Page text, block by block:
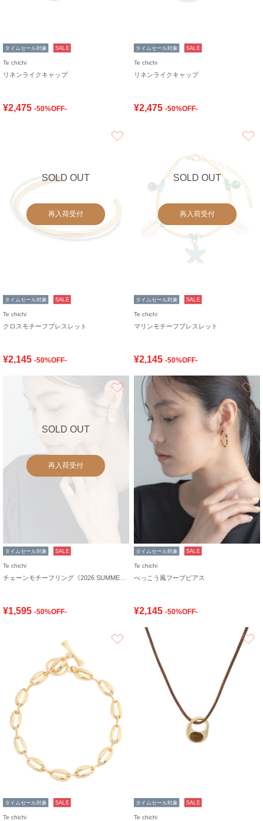
タイムセール対象 SALE
Te chichi
リネンライクキャップ
¥2,475 -50%OFF-
タイムセール対象 SALE
Te chichi
リネンライクキャップ
¥2,475 -50%OFF-
SOLD OUT
再入荷受付
タイムセール対象 SALE
Te chichi
クロスモチーフブレスレット
¥2,145 -50%OFF-
SOLD OUT
再入荷受付
タイムセール対象 SALE
Te chichi
マリンモチーフブレスレット
¥2,145 -50%OFF-
SOLD OUT
再入荷受付
お気に入り
タイムセール対象 SALE
Te chichi
¥1,595 -50%OFF-
タイムセール対象 SALE
Te chichi
べっこう風フープピアス
¥2,145 -50%OFF-
お気に入り
タイムセール対象 SALE
Te chichi
タイムセール対象 SALE
Te chichi